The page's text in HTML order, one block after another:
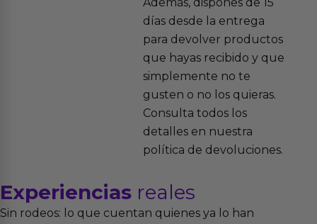
días desde la entrega
para devolver productos
que hayas recibido y que
simplemente no te
gusten o no los quieras.
Consulta todos los
detalles en nuestra
política de devoluciones.
Experiencias reales
Sin rodeos: lo que cuentan quienes ya lo han